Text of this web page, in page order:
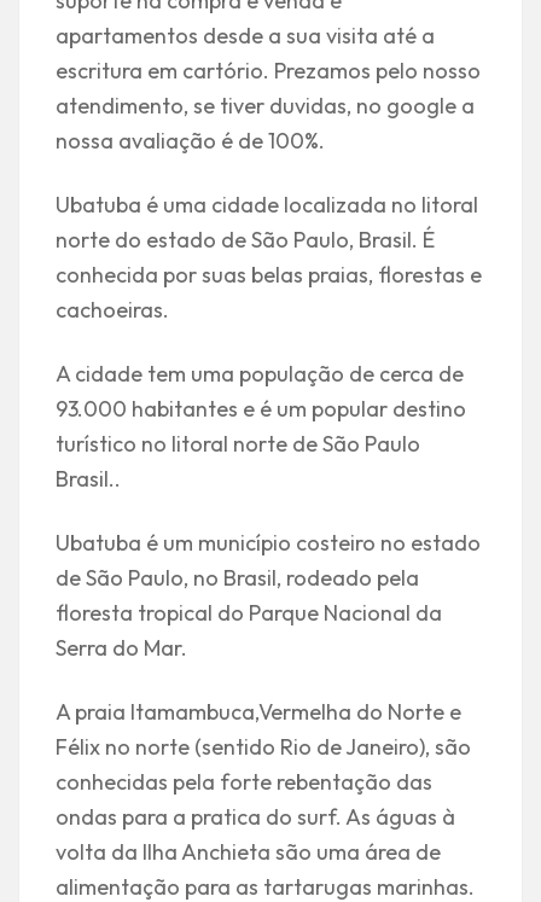
apartamentos desde a sua visita até a
escritura em cartório. Prezamos pelo nosso
atendimento, se tiver duvidas, no google a
nossa avaliação é de 100%.
Ubatuba é uma cidade localizada no litoral
norte do estado de São Paulo, Brasil. É
conhecida por suas belas praias, florestas e
cachoeiras.
A cidade tem uma população de cerca de
93.000 habitantes e é um popular destino
turístico no litoral norte de São Paulo
Brasil..
Ubatuba é um município costeiro no estado
de São Paulo, no Brasil, rodeado pela
floresta tropical do Parque Nacional da
Serra do Mar.
A praia Itamambuca,Vermelha do Norte e
Félix no norte (sentido Rio de Janeiro), são
conhecidas pela forte rebentação das
ondas para a pratica do surf. As águas à
volta da Ilha Anchieta são uma área de
alimentação para as tartarugas marinhas.